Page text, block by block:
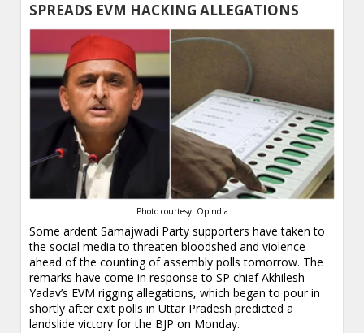
SPREADS EVM HACKING ALLEGATIONS
Photo courtesy: Opindia
Some ardent Samajwadi Party supporters have taken to
the social media to threaten bloodshed and violence
ahead of the counting of assembly polls tomorrow. The
remarks have come in response to SP chief Akhilesh
Yadav’s EVM rigging allegations, which began to pour in
shortly after exit polls in Uttar Pradesh predicted a
landslide victory for the BJP on Monday.